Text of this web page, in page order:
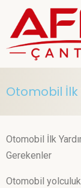
Otomobil İlk
Otomobil İlk
Gerekenler
Otomobil
Menü
Giriş Yap
Kategoriler
Deprem
Deprem